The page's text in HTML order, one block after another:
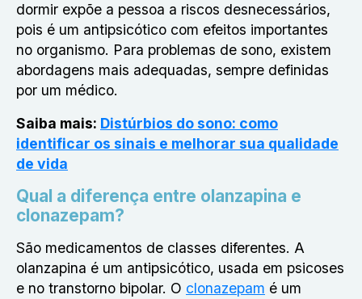
dormir expõe a pessoa a riscos desnecessários,
pois é um antipsicótico com efeitos importantes
no organismo. Para problemas de sono, existem
abordagens mais adequadas, sempre definidas
por um médico.
Saiba mais: Distúrbios do sono: como
identificar os sinais e melhorar sua qualidade
de vida
Qual a diferença entre olanzapina e
clonazepam?
São medicamentos de classes diferentes. A
olanzapina é um antipsicótico, usada em psicoses
e no transtorno bipolar. O clonazepam é um